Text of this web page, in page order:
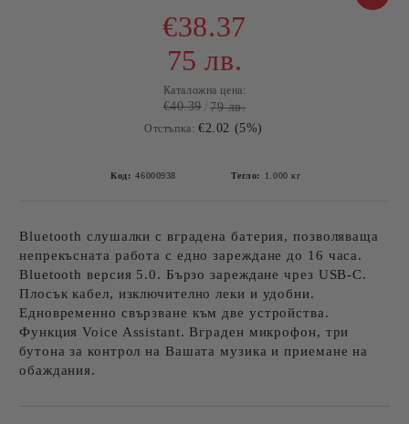
€38.37
75 лв.
Каталожна цена:
€40.39 79 лв.
Отстъпка: €2.02 (5%)
Код: 46000938 Тегло: 1.000 кг
Bluetooth слушалки с вградена батерия, позволяваща
непрекъсната работа с едно зареждане до 16 часа.
Bluetooth версия 5.0. Бързо зареждане чрез USB-C.
Плосък кабел, изключително леки и удобни.
Едновременно свързване към две устройства.
Функция Voice Assistant. Вграден микрофон, три
бутона за контрол на Вашата музика и приемане на
обаждания.